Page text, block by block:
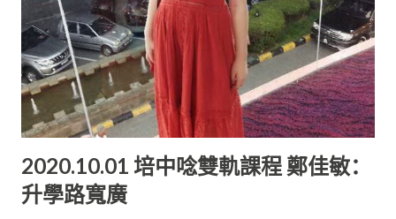
就讀， 且畢業後將獲頒發澳大利亞認證的科廷大學文憑及成績
單。 王瑞晶表示，在培民中學求學的時候， 選修雙軌課程的學生
差不多要讀10個科目以上。 很多人會說這些科目（例子：獨中課
程的歷史和國中課程的歷史） 只是語言上的不同，內容基本上是
大同小異。 王瑞晶卻不認同這樣的說法。 她認為如果真正花時間
去學習和理解當中課程的內容， 就會發現每一科的不同和特色。
而且因為培中生多方接觸不同的課程，才能學習更多的知識， 擴
大自己的視野。 升上大學的王瑞晶，目前一個學期要上5門主
2020.10.01 培中唸雙軌課程 鄭佳敏：
升學路寬廣